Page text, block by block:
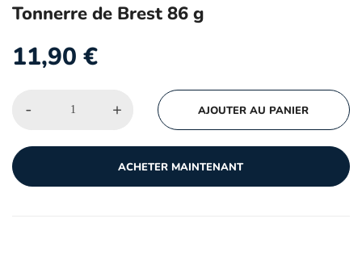
Tonnerre de Brest 86 g
11,90 €
- + AJOUTER AU PANIER
ACHETER MAINTENANT